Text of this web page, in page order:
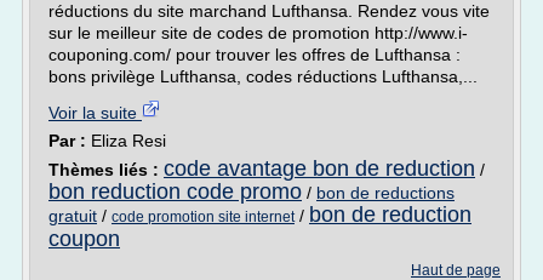
réductions du site marchand Lufthansa. Rendez vous vite
sur le meilleur site de codes de promotion http://www.i-
couponing.com/ pour trouver les offres de Lufthansa :
bons privilège Lufthansa, codes réductions Lufthansa,...
Voir la suite
Par : Eliza Resi
Thèmes liés : code avantage bon de reduction /
bon reduction code promo / bon de reductions
gratuit / code promotion site internet/ bon de reduction
coupon
Haut de page